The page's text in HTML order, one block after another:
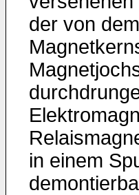
der von
in einem